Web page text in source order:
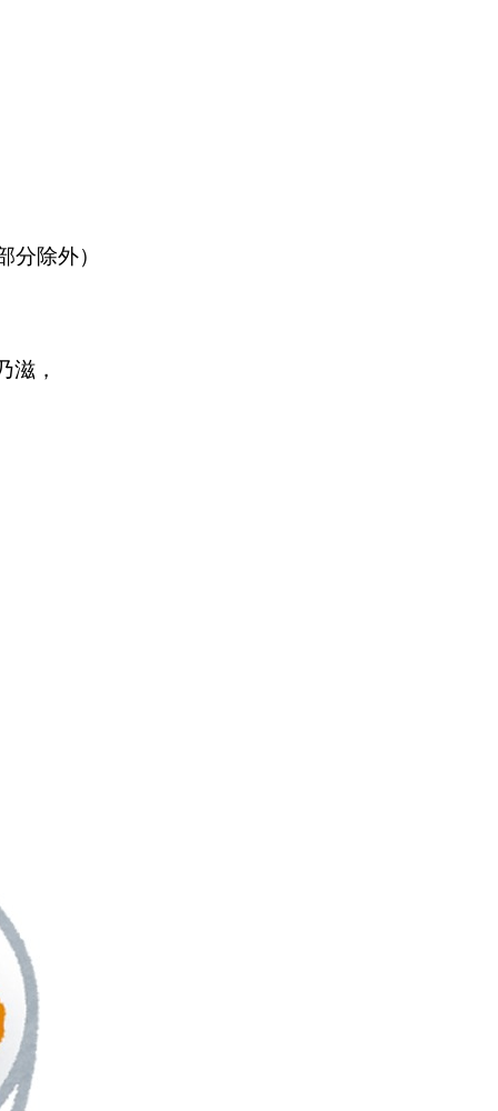
除外）
滋，